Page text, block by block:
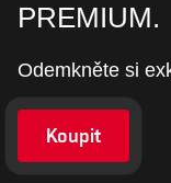
PREMIUM.
Odemkněte si
Koupit